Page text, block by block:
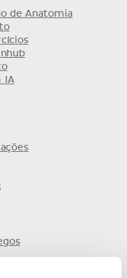
de Anatomia
IA